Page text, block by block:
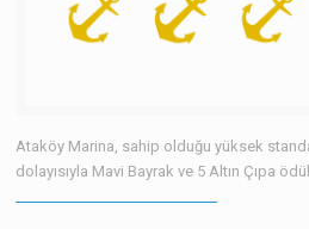
Ataköy Marina, sahip olduğu yüksek
dolayısıyla Mavi Bayrak ve 5 Altın Çıpa